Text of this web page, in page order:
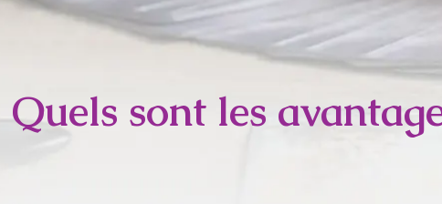
Quels sont les